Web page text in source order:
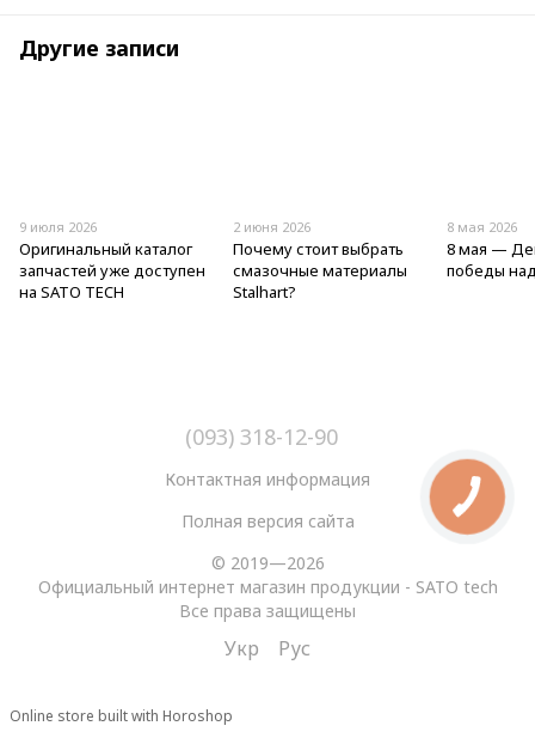
Другие записи
9 июля 2026
Оригинальный каталог
запчастей уже доступен
на SATO TECH
2 июня 2026
Почему стоит выбрать
смазочные материалы
Stalhart?
8 мая 2026
8 мая —
победы
(093) 318-12-90
Контактная информация
Полная версия сайта
© 2019—2026
Официальный интернет магазин продукции - SATO tech
Все права защищены
Укр Рус
Online store built with Horoshop